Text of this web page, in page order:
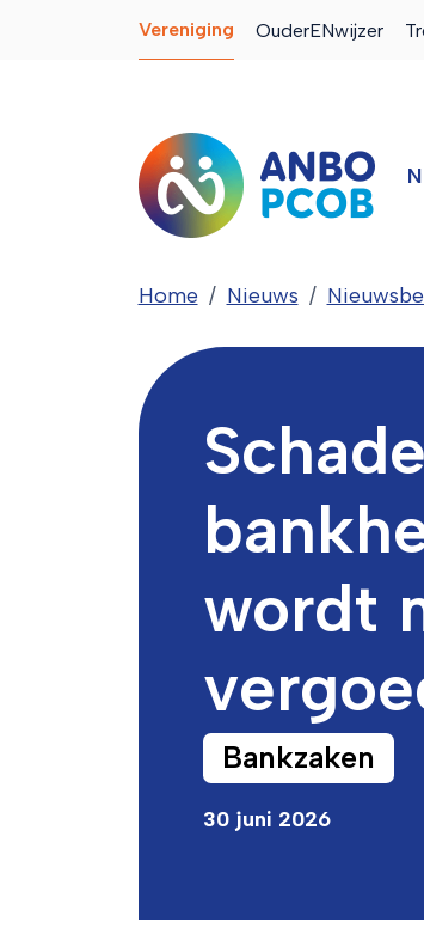
Vereniging OuderENwijzer
Home Nieuws
wordt
Bankzaken
30 juni 2026